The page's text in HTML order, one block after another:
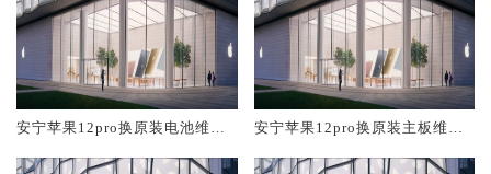
安宁苹果12pro换原装电池维修
安宁苹果12pro换原装主板维修